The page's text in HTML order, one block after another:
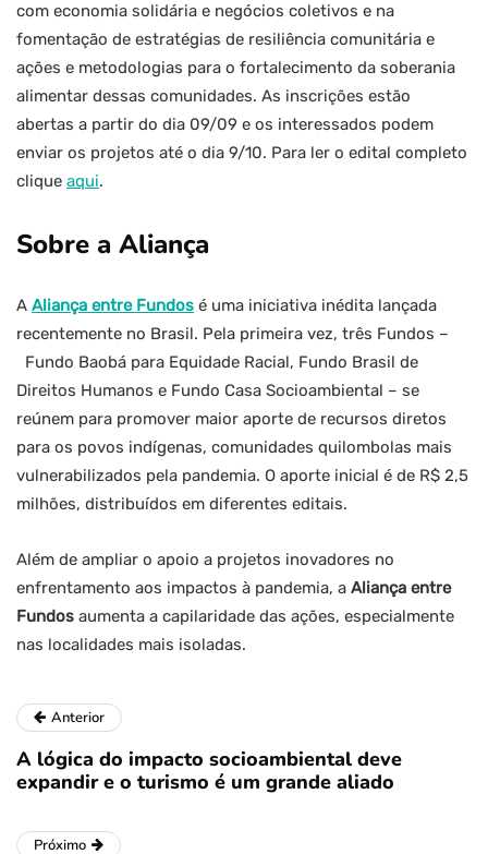
com economia solidária e negócios coletivos e na
fomentação de estratégias de resiliência comunitária e
ações e metodologias para o fortalecimento da soberania
alimentar dessas comunidades. As inscrições estão
abertas a partir do dia 09/09 e os interessados podem
enviar os projetos até o dia 9/10. Para ler o edital completo
clique aqui.
Sobre a Aliança
A Aliança entre Fundos é uma iniciativa inédita lançada
recentemente no Brasil. Pela primeira vez, três Fundos –
Fundo Baobá para Equidade Racial, Fundo Brasil de
Direitos Humanos e Fundo Casa Socioambiental – se
reúnem para promover maior aporte de recursos diretos
para os povos indígenas, comunidades quilombolas mais
vulnerabilizados pela pandemia. O aporte inicial é de R$ 2,5
milhões, distribuídos em diferentes editais.
Além de ampliar o apoio a projetos inovadores no
enfrentamento aos impactos à pandemia, a Aliança entre
Fundos aumenta a capilaridade das ações, especialmente
nas localidades mais isoladas.
Anterior
A lógica do impacto socioambiental deve
expandir e o turismo é um grande aliado
Próximo